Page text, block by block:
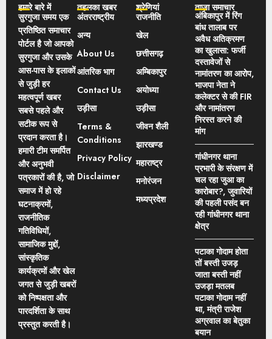
हमारे बारे में
सुरगुजा समय एक
प्रतिष्ठित समाचार
पोर्टल है जो आपको
सुरगुजा और उसके
आस-पास के इलाकों
से जुड़ी हर
महत्वपूर्ण खबर
सबसे पहले और
सटीक रूप से
प्रदान करता है।
हमारी टीम समर्पित
और अनुभवी
पत्रकारों की है, जो
समाज में हो रहे
घटनाक्रमों,
राजनीतिक
गतिविधियों,
सामाजिक मुद्दों,
सांस्कृतिक
कार्यक्रमों और खेल
जगत से जुड़ी खबरों
को निष्पक्षता और
पारदर्शिता के साथ
प्रस्तुत करती है।
तहलका खबर
अंतरराष्ट्रीय
अन्य
About Us
आंतरिक भाग
Contact Us
उड़ीसा
Terms &
Conditions
Privacy Policy
Disclaimer
श्रेणियां
राजनीति
खेल
छत्तीसगढ़
अम्बिकापुर
अयोध्या
उड़ीसा
जीवन शैली
झारखण्ड
महाराष्ट्र
मनोरंजन
मध्यप्रदेश
ताज़ा समाचार
अंबिकापुर में रिंग
बांध तालाब पर
अवैध अतिक्रमण
का खुलासा: फर्जी
दस्तावेजों से
नामांतरण का आरोप,
भाजपा नेता ने
कलेक्टर से की FIR
और नामांतरण
निरस्त करने की
मांग
गांधीनगर थाना
प्रभारी के संरक्षण में
चल रहा जुआ का
कारोबार?, जुवारियों
की पहली पसंद बन
रही गांधीनगर थाना
क्षेत्र
पटाका गोदाम होता
तों बस्ती उजड़
जाता बस्ती नहीं
उजड़ा मतलब
पटाका गोदाम नहीं
था, मंत्री राजेश
अग्रवाल का बेतुका
बयान